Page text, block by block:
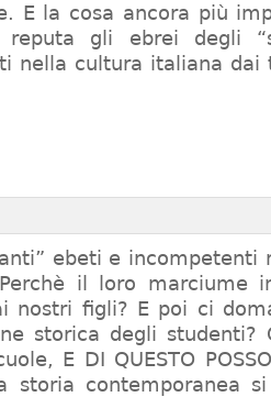
E la cosa ancora più
reputa gli ebrei degli
nella cultura italiana dai
ebeti e
il loro marciume
nostri figli? E poi ci
storica degli
E DI QUESTO POSSO
storia contemporanea